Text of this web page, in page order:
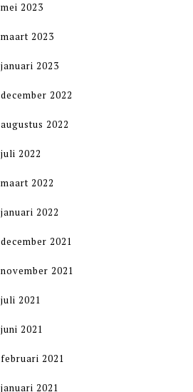
mei 2023
maart 2023
januari 2023
december 2022
augustus 2022
juli 2022
maart 2022
januari 2022
december 2021
november 2021
juli 2021
juni 2021
februari 2021
januari 2021